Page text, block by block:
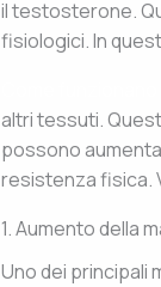
il testosterone.
fisiologici. In
altri tessuti.
possono
resistenza fisica.
1. Aumento della
Uno dei principali